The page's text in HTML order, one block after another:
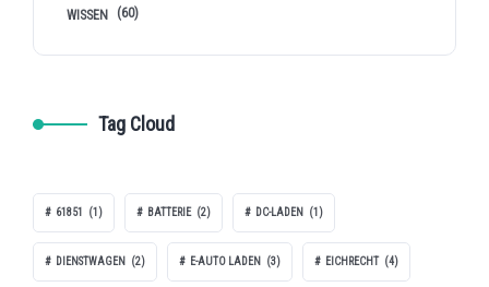
WISSEN (60)
Tag Cloud
61851 (1) BATTERIE (2) DC-LADEN (1)
DIENSTWAGEN (2) E-AUTO LADEN (3) EICHRECHT (4)